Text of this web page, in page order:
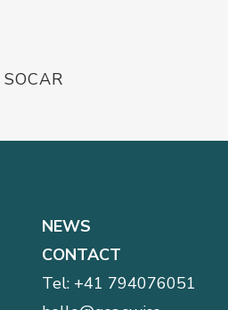
SOCAR
NEWS
CONTACT
Tel: +41 794076051